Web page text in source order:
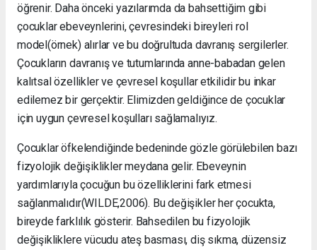
öğrenir. Daha önceki yazılarımda da bahsettiğim gibi
çocuklar ebeveynlerini, çevresindeki bireyleri rol
model(örnek) alırlar ve bu doğrultuda davranış sergilerler.
Çocukların davranış ve tutumlarında anne-babadan gelen
kalıtsal özellikler ve çevresel koşullar etkilidir bu inkar
edilemez bir gerçektir. Elimizden geldiğince de çocuklar
için uygun çevresel koşulları sağlamalıyız.
Çocuklar öfkelendiğinde bedeninde gözle görülebilen bazı
fizyolojik değişiklikler meydana gelir. Ebeveynin
yardımlarıyla çocuğun bu özelliklerini fark etmesi
sağlanmalıdır(WILDE,2006). Bu değişikler her çocukta,
bireyde farklılık gösterir. Bahsedilen bu fizyolojik
değişikliklere vücudu ateş basması, diş sıkma, düzensiz